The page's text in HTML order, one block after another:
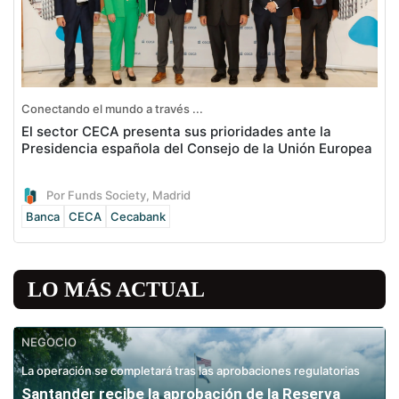
Conectando el mundo a través ...
El sector CECA presenta sus prioridades ante la
Presidencia española del Consejo de la Unión Europea
Por Funds Society, Madrid
Banca
CECA Cecabank
LO MÁS ACTUAL
NEGOCIO
La operación se completará tras las aprobaciones regulatorias
Santander recibe la aprobación de la Reserva